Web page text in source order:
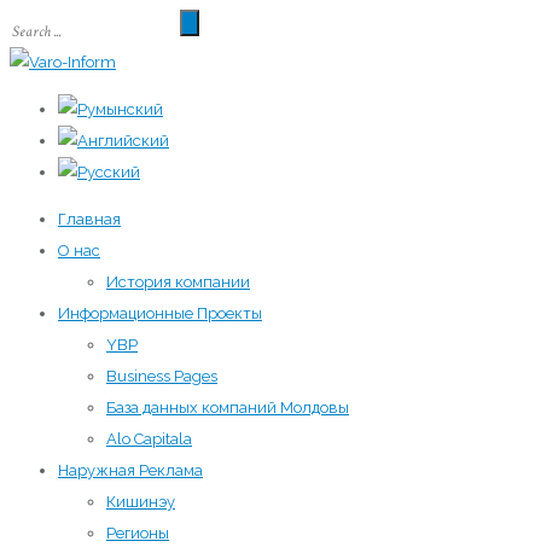
Главная
О нас
История компании
Информационные Проекты
YBP
Business Pages
База данных компаний Молдовы
Alo Capitala
Наружная Реклама
Кишинэу
Регионы